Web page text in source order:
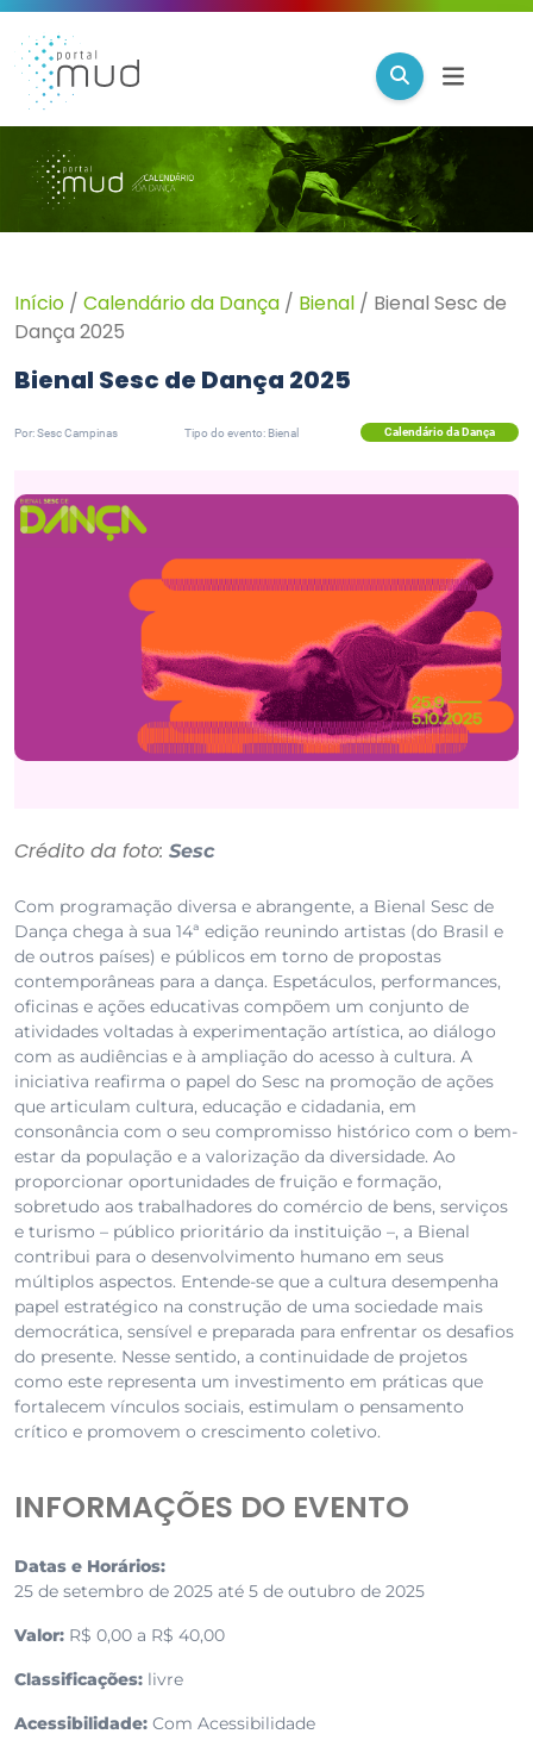
Início / Calendário da Dança / Bienal / Bienal Sesc de
Dança 2025
Bienal Sesc de Dança 2025
Por: Sesc Campinas Tipo do evento: Bienal Calendário da Dança
Crédito da foto: Sesc
Com programação diversa e abrangente, a Bienal Sesc de
Dança chega à sua 14ª edição reunindo artistas (do Brasil e
de outros países) e públicos em torno de propostas
contemporâneas para a dança. Espetáculos, performances,
oficinas e ações educativas compõem um conjunto de
atividades voltadas à experimentação artística, ao diálogo
com as audiências e à ampliação do acesso à cultura. A
iniciativa reafirma o papel do Sesc na promoção de ações
que articulam cultura, educação e cidadania, em
consonância com o seu compromisso histórico com o bem-
estar da população e a valorização da diversidade. Ao
proporcionar oportunidades de fruição e formação,
sobretudo aos trabalhadores do comércio de bens, serviços
e turismo – público prioritário da instituição –, a Bienal
contribui para o desenvolvimento humano em seus
múltiplos aspectos. Entende-se que a cultura desempenha
papel estratégico na construção de uma sociedade mais
democrática, sensível e preparada para enfrentar os desafios
do presente. Nesse sentido, a continuidade de projetos
como este representa um investimento em práticas que
fortalecem vínculos sociais, estimulam o pensamento
crítico e promovem o crescimento coletivo.
INFORMAÇÕES DO EVENTO
Datas e Horários:
25 de setembro de 2025 até 5 de outubro de 2025
Valor: R$ 0,00 a R$ 40,00
Classificações: livre
Acessibilidade: Com Acessibilidade